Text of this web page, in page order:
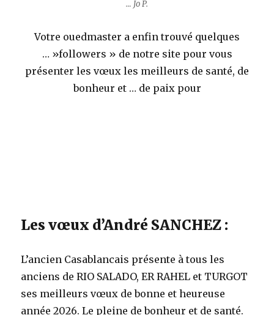
… Jo P.
Votre ouedmaster a enfin trouvé quelques
… »followers » de notre site pour vous
présenter les vœux les meilleurs de santé, de
bonheur et … de paix pour
Les vœux d’André SANCHEZ :
L’ancien Casablancais présente à tous les
anciens de RIO SALADO, ER RAHEL et TURGOT
ses meilleurs vœux de bonne et heureuse
année 2026. Le pleine de bonheur et de santé.